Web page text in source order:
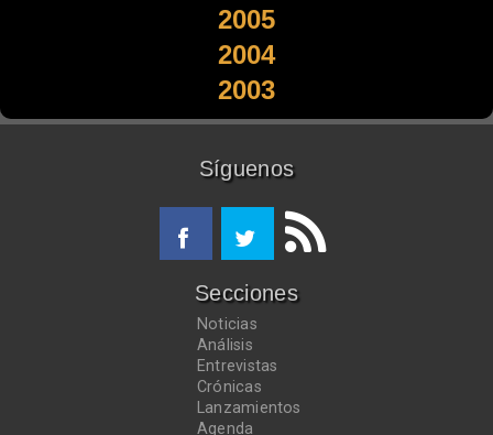
2005
2004
2003
Síguenos
Secciones
Noticias
Análisis
Entrevistas
Crónicas
Lanzamientos
Agenda